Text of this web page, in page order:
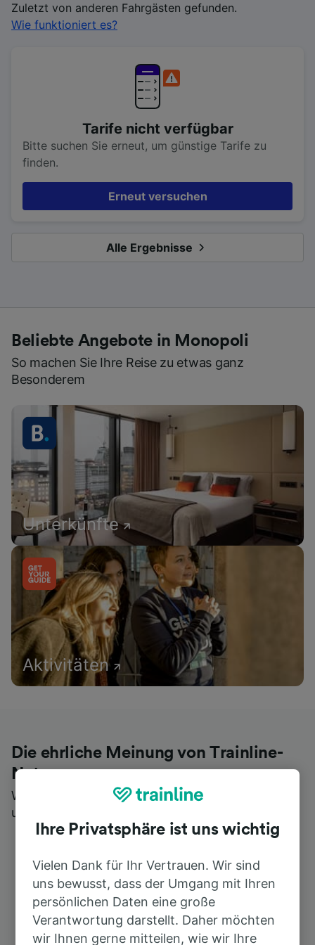
Zuletzt von anderen Fahrgästen gefunden.
Wie funktioniert es?
Tarife nicht verfügbar
Bitte suchen Sie erneut, um günstige Tarife zu
finden.
Erneut versuchen
Alle Ergebnisse
Beliebte Angebote in Monopoli
So machen Sie Ihre Reise zu etwas ganz
Besonderem
Unterkünfte
Aktivitäten
Die ehrliche Meinung von Trainline-
Nutzern
Wer könnte Ihnen besseres Feedback geben als
unsere Kunden selbst?
Ihre Privatsphäre ist uns wichtig
Vielen Dank für Ihr Vertrauen. Wir sind
uns bewusst, dass der Umgang mit Ihren
persönlichen Daten eine große
Verantwortung darstellt. Daher möchten
wir Ihnen gerne mitteilen, wie wir Ihre